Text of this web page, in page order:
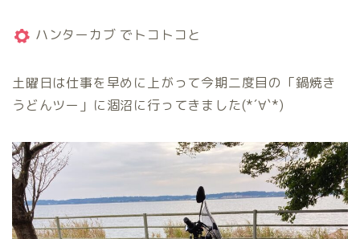
ハンターカブ でトコトコと
土曜日は仕事を早めに上がって今期二度目の「鍋焼き
うどんツー」に涸沼に行ってきました(*´∀`*)